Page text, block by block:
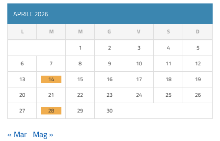
APRILE 2026
L M M G V S D
1 2 3 4
5
6
7 8 9 10 11
12
13
14 15 16 17 18
19
20
21 22 23 24 25
26
27
28 29 30
« Mar Mag »